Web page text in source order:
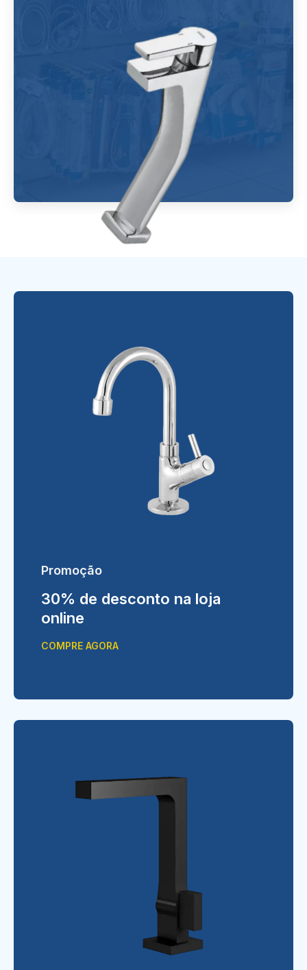
Promoção
30% de desconto na loja
online
COMPRE AGORA